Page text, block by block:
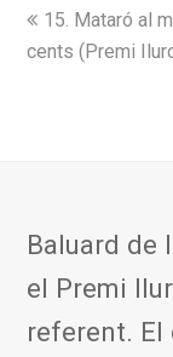
previous
post:
15. Mataró al
cents (Premi
Baluard de
el Premi
referent.